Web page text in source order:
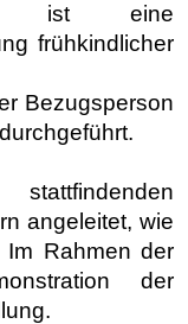
ist eine
frühkindlicher
Bezugsperson
angeleitet, wie
Im Rahmen der
der